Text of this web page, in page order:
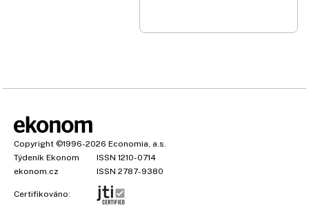
Copyright ©1996-2026 Economia, a.s.
Týdeník Ekonom
ISSN 1210-0714
ekonom.cz
ISSN 2787-9380
Certifikováno: